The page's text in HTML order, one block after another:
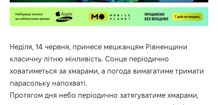
Неділя, 14 червня, принесе мешканцям Рівненщини
класичну літню мінливість. Сонце періодично
ховатиметься за хмарами, а погода вимагатиме тримати
парасольку напохваті.
Протягом дня небо періодично затягуватиме хмарами,